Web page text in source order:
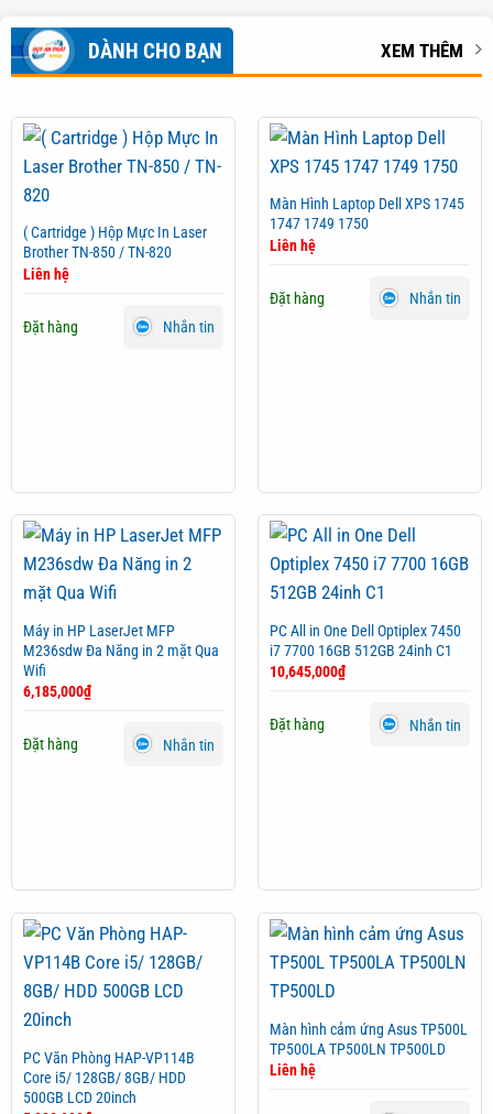
DÀNH CHO BẠN XEM THÊM
( Cartridge ) Hộp Mực In Laser
Brother TN-850 / TN-820
Liên hệ
Đặt hàng Nhắn tin
Màn Hình Laptop Dell XPS 1745
1747 1749 1750
Liên hệ
Đặt hàng Nhắn tin
Máy in HP LaserJet MFP
M236sdw Đa Năng in 2 mặt Qua
Wifi
6,185,000₫
Đặt hàng Nhắn tin
PC All in One Dell Optiplex 7450
i7 7700 16GB 512GB 24inh C1
10,645,000₫
Đặt hàng Nhắn tin
PC Văn Phòng HAP-VP114B
Core i5/ 128GB/ 8GB/ HDD
500GB LCD 20inch
Màn hình cảm ứng Asus TP500L
TP500LA TP500LN TP500LD
Liên hệ